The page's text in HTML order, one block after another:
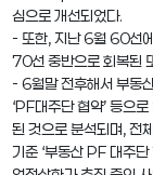
심으로 개선되었다.
- 또한, 지난 6월 60선
70선 중반으로 회복된
- 6월말 전후해서 부동
‘PF대주단 협약’ 등으
된 것으로 분석되며, 전
기준 ‘부동산 PF 대주단